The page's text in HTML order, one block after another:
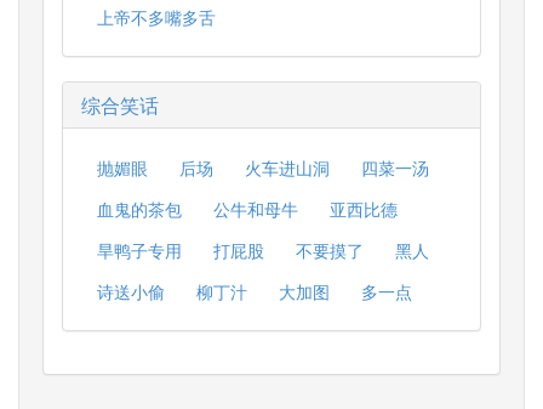
上帝不多嘴多舌
综合笑话
抛媚眼 后场 火车进山洞
四菜一汤
血鬼的茶包
公牛和母牛
亚西比德
旱鸭子专用
打屁股 不要摸了
黑人
诗送小偷
柳丁汁 大加图 多一点